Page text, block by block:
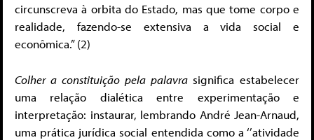
circunscreva à orbita do Estado, mas que tome corpo e
realidade, fazendo-se extensiva a vida social e
econômica.” (2)
Colher a constituição pela palavra significa estabelecer
uma relação dialética entre experimentação e
interpretação: instaurar, lembrando André Jean-Arnaud,
uma prática jurídica social entendida como a ‘’atividade